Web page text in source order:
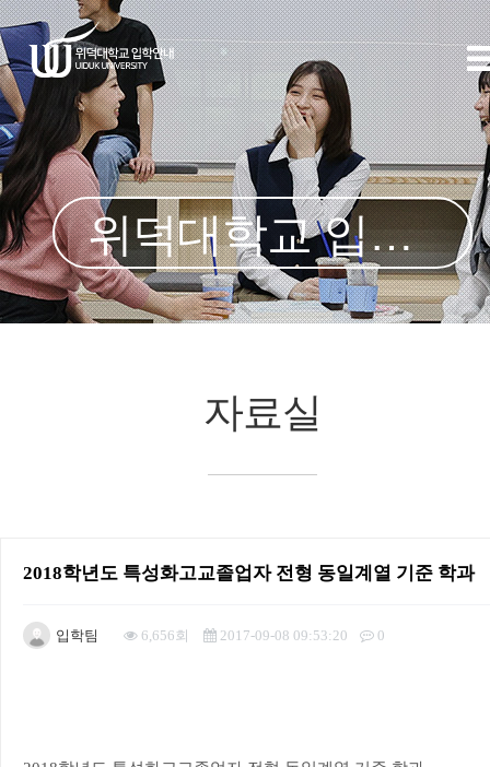
위덕대학교 입학처
자료실
2018학년도 특성화고교졸업자 전형 동일계열 기준 학과
입학팀 6,656회 2017-09-08 09:53:20 0